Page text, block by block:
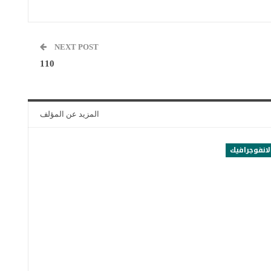
NEXT POST
110
المزيد عن المؤلف